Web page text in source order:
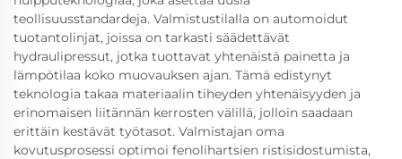
teollisuusstandardeja. Valmistustilalla on automoidut
tuotantolinjat, joissa on tarkasti säädettävät
hydraulipressut, jotka tuottavat yhtenäistä painetta ja
lämpötilaa koko muovauksen ajan. Tämä edistynyt
teknologia takaa materiaalin tiheyden yhtenäisyyden ja
erinomaisen liitännän kerrosten välillä, jolloin saadaan
erittäin kestävät työtasot. Valmistajan oma
kovutusprosessi optimoi fenolihartsien ristisidostumista,